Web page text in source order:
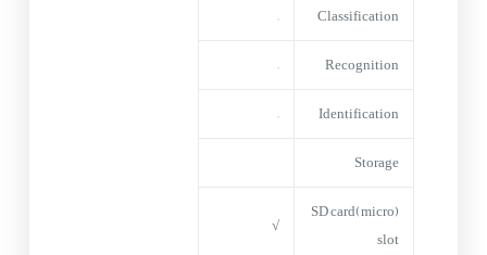
Classification
–
Recognition
–
Identification
–
Storage
(micro)SD card
slot
√